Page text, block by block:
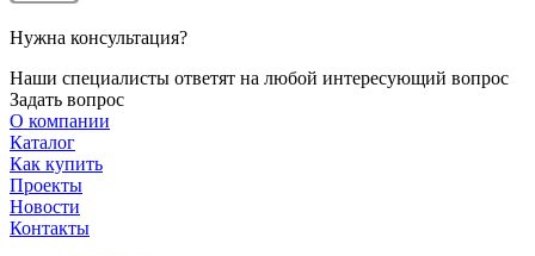
Нужна консультация?
Наши специалисты ответят на любой интересующий вопрос
Задать вопрос
О компании
Каталог
Как купить
Проекты
Новости
Контакты